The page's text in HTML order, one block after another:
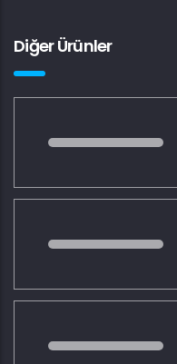
Diğer Ürünler